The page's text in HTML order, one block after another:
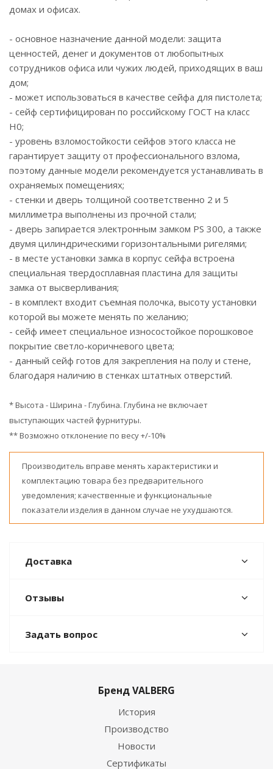
домах и офисах.
- основное назначение данной модели: защита
ценностей, денег и документов от любопытных
сотрудников офиса или чужих людей, приходящих в ваш
дом;
- может использоваться в качестве сейфа для пистолета;
- сейф сертифицирован по российскому ГОСТ на класс
Н0;
- уровень взломостойкости сейфов этого класса не
гарантирует защиту от профессионального взлома,
поэтому данные модели рекомендуется устанавливать в
охраняемых помещениях;
- стенки и дверь толщиной соответственно 2 и 5
миллиметра выполнены из прочной стали;
- дверь запирается электронным замком PS 300, а также
двумя цилиндрическими горизонтальными ригелями;
- в месте установки замка в корпус сейфа встроена
специальная твердосплавная пластина для защиты
замка от высверливания;
- в комплект входит съемная полочка, высоту установки
которой вы можете менять по желанию;
- сейф имеет специальное износостойкое порошковое
покрытие светло-коричневого цвета;
- данный сейф готов для закрепления на полу и стене,
благодаря наличию в стенках штатных отверстий.
* Высота - Ширина - Глубина. Глубина не включает
выступающих частей фурнитуры.
** Возможно отклонение по весу +/-10%
Производитель вправе менять характеристики и
комплектацию товара без предварительного
уведомления; качественные и функциональные
показатели изделия в данном случае не ухудшаются.
Доставка
Отзывы
Задать вопрос
Бренд VALBERG
История
Производство
Новости
Сертификаты